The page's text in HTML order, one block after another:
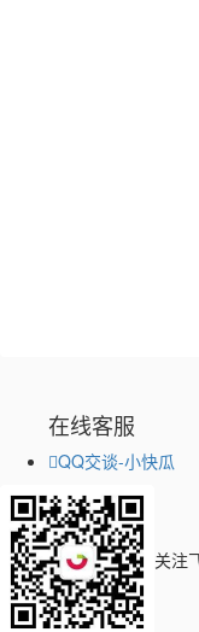
在线客服
QQ交谈-小快瓜
关注